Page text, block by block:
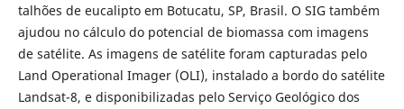
talhões de eucalipto em Botucatu, SP, Brasil. O SIG também
ajudou no cálculo do potencial de biomassa com imagens
de satélite. As imagens de satélite foram capturadas pelo
Land Operational Imager (OLI), instalado a bordo do satélite
Landsat-8, e disponibilizadas pelo Serviço Geológico dos